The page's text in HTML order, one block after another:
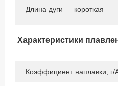
Длина дуги — короткая
Характеристики
Коэффициент наплавки, г/